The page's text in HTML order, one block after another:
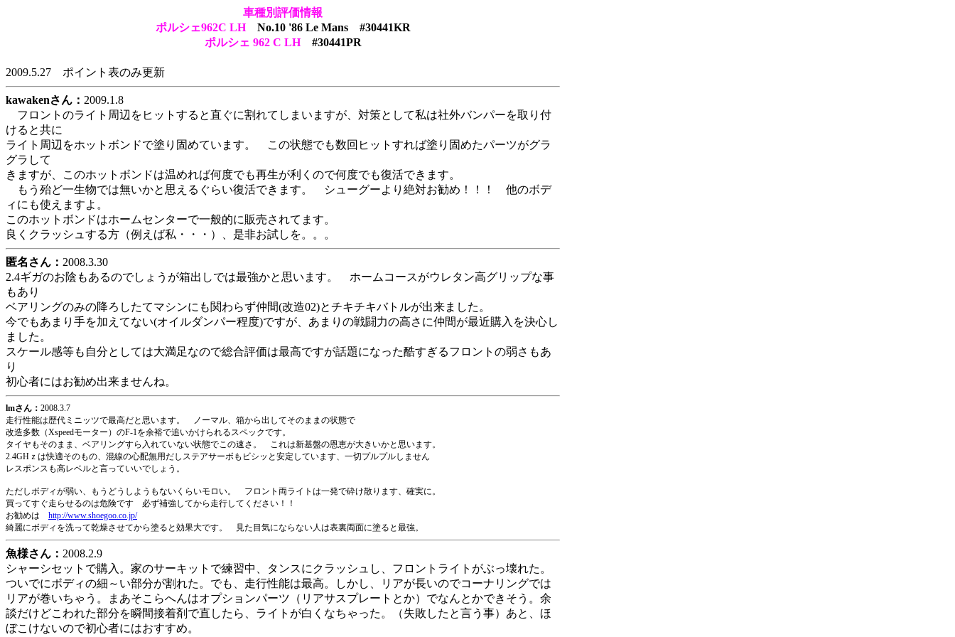
車種別評価情報
ポルシェ962C LH No.10 '86 Le Mans #30441KR
ポルシェ 962 C LH #30441PR
2009.5.27 ポイント表のみ更新
kawakenさん： 2009.1.8
フロントのライト周辺をヒットすると直ぐに割れてしまいますが、対策として私は社外バンパーを取り付
けると共に
ライト周辺をホットボンドで塗り固めています。 この状態でも数回ヒットすれば塗り固めたパーツがグラ
グラして
きますが、このホットボンドは温めれば何度でも再生が利くので何度でも復活できます。
もう殆ど一生物では無いかと思えるぐらい復活できます。 シューグーより絶対お勧め！！！ 他のボデ
ィにも使えますよ。
このホットボンドはホームセンターで一般的に販売されてます。
良くクラッシュする方（例えば私・・・）、是非お試しを。。。
匿名さん： 2008.3.30
2.4ギガのお陰もあるのでしょうが箱出しでは最強かと思います。 ホームコースがウレタン高グリップな事
もあり
ベアリングのみの降ろしたてマシンにも関わらず仲間(改造02)とチキチキバトルが出来ました。
今でもあまり手を加えてない(オイルダンパー程度)ですが、あまりの戦闘力の高さに仲間が最近購入を決心し
ました。
スケール感等も自分としては大満足なので総合評価は最高ですが話題になった酷すぎるフロントの弱さもあ
り
初心者にはお勧め出来ませんね。
lmさん： 2008.3.7
走行性能は歴代ミニッツで最高だと思います。 ノーマル、箱から出してそのままの状態で
改造多数（Xspeedモーター）のF-1を余裕で追いかけられるスペックです。
タイヤもそのまま、ベアリングすら入れていない状態でこの速さ。 これは新基盤の恩恵が大きいかと思います。
2.4GHｚは快適そのもの、混線の心配無用だしステアサーボもビシッと安定しています、一切プルプルしません
レスポンスも高レベルと言っていいでしょう。
ただしボディが弱い、もうどうしようもないくらいモロい。 フロント両ライトは一発で砕け散ります、確実に。
買ってすぐ走らせるのは危険です 必ず補強してから走行してください！！
お勧めは http://www.shoegoo.co.jp/
綺麗にボディを洗って乾燥させてから塗ると効果大です。 見た目気にならない人は表裏両面に塗ると最強。
魚様さん： 2008.2.9
シャーシセットで購入。家のサーキットで練習中、タンスにクラッシュし、フロントライトがぶっ壊れた。
ついでにボディの細～い部分が割れた。でも、走行性能は最高。しかし、リアが長いのでコーナリングでは
リアが巻いちゃう。まあそこらへんはオプションパーツ（リアサスプレートとか）でなんとかできそう。余
談だけどこわれた部分を瞬間接着剤で直したら、ライトが白くなちゃった。（失敗したと言う事）あと、ほ
ぼこけないので初心者にはおすすめ。